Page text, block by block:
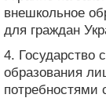
внешкольное
для граждан
4. Государство
образования
потребностями